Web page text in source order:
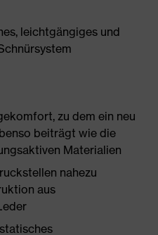
leichtgängiges und
zu dem ein neu
beiträgt wie die
Materialien
nahezu
aus